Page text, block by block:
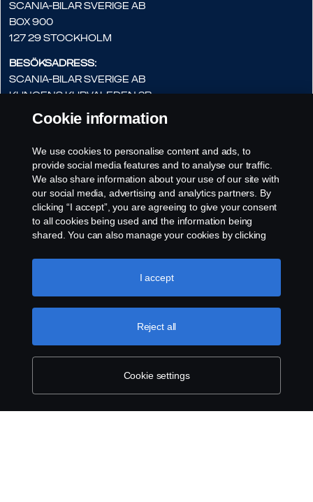
Scania-Bilar Sverige AB
Box 900
127 29 Stockholm
Besöksadress:
Scania-Bilar Sverige AB
Kungens Kurvaleden 3B
141 75 Kungens Kurva
pabyggarsupport.scaniasverige
@scania.com
Cookie information
We use cookies to personalise content and ads, to
provide social media features and to analyse our traffic.
We also share information about your use of our site with
our social media, advertising and analytics partners. By
clicking “I accept”, you are agreeing to give your consent
to all cookies being used and the information being
shared. You can also manage your cookies by clicking
like to accept. For a more detailed explanation of how we
use cookies, please visit our cookies section, which you
Cookie settings
Reject all
I accept